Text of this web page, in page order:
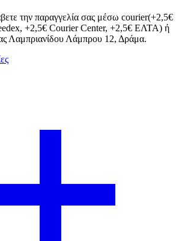
την παραγγελία σας μέσω courier(+2,5€
+2,5€ Courier Center, +2,5€ ΕΛΤΑ) ή
Λαμπριανίδου Λάμπρου 12, Δράμα.